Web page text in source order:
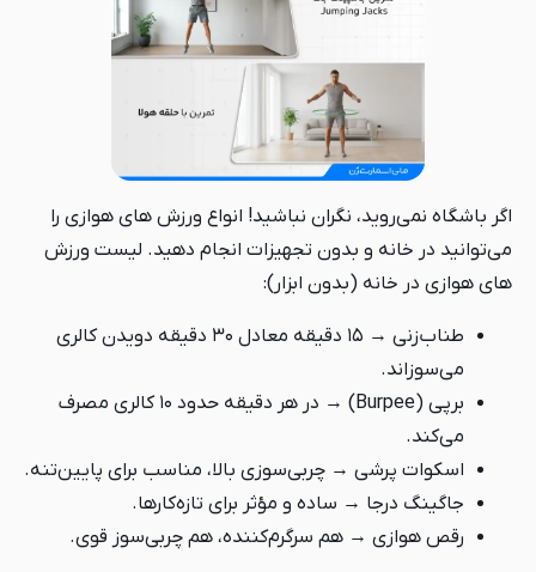
اگر باشگاه نمی‌روید، نگران نباشید! انواع ورزش های هوازی را
می‌توانید در خانه و بدون تجهیزات انجام دهید. لیست ورزش
های هوازی در خانه (بدون ابزار):
طناب‌زنی → ۱۵ دقیقه معادل ۳۰ دقیقه دویدن کالری
می‌سوزاند.
برپی (Burpee) → در هر دقیقه حدود ۱۰ کالری مصرف
می‌کند.
اسکوات پرشی → چربی‌سوزی بالا، مناسب برای پایین‌تنه.
جاگینگ درجا → ساده و مؤثر برای تازه‌کارها.
رقص هوازی → هم سرگرم‌کننده، هم چربی‌سوز قوی.